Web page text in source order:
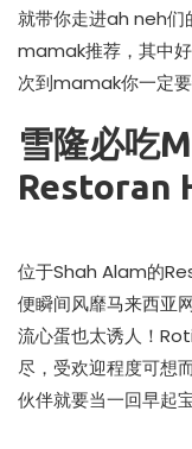
就带你走进ah neh们
mamak推荐，其中
次到mamak你一定要
雪隆必吃
Restoran
位于Shah Alam的
便瞬间风靡马来西亚
流心蛋也太诱人！
尽，受欢迎程度可想
伙伴就要当一回早起